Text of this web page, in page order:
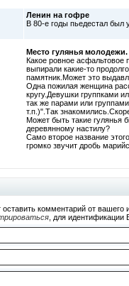
Ленин на гофре
В 80-е годы пьедестал был
Место гулянья молодежи.
Какое ровное
выпирали какие-то
памятник.Может это
Одна пожилая женщина
кругу.Девушки группками
так же парами или
т.п.)".Так
Может быть такие гулянья
деревянному настилу?
Само второе название
громко звучит дробь
комментарий от вашего
, для идентификации